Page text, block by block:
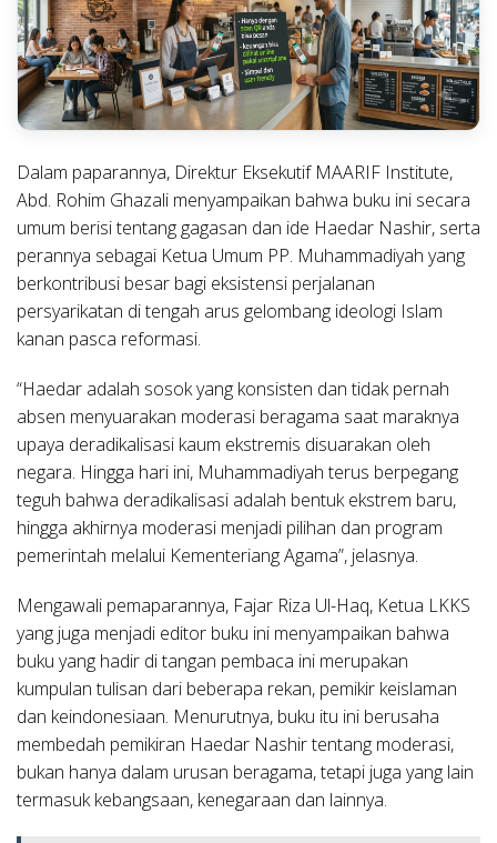
Dalam paparannya, Direktur Eksekutif MAARIF Institute,
Abd. Rohim Ghazali menyampaikan bahwa buku ini secara
umum berisi tentang gagasan dan ide Haedar Nashir, serta
perannya sebagai Ketua Umum PP. Muhammadiyah yang
berkontribusi besar bagi eksistensi perjalanan
persyarikatan di tengah arus gelombang ideologi Islam
kanan pasca reformasi.
“Haedar adalah sosok yang konsisten dan tidak pernah
absen menyuarakan moderasi beragama saat maraknya
upaya deradikalisasi kaum ekstremis disuarakan oleh
negara. Hingga hari ini, Muhammadiyah terus berpegang
teguh bahwa deradikalisasi adalah bentuk ekstrem baru,
hingga akhirnya moderasi menjadi pilihan dan program
pemerintah melalui Kementeriang Agama”, jelasnya.
Mengawali pemaparannya, Fajar Riza Ul-Haq, Ketua LKKS
yang juga menjadi editor buku ini menyampaikan bahwa
buku yang hadir di tangan pembaca ini merupakan
kumpulan tulisan dari beberapa rekan, pemikir keislaman
dan keindonesiaan. Menurutnya, buku itu ini berusaha
membedah pemikiran Haedar Nashir tentang moderasi,
bukan hanya dalam urusan beragama, tetapi juga yang lain
termasuk kebangsaan, kenegaraan dan lainnya.